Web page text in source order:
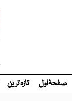
صفحۂ اول تازہ ترین